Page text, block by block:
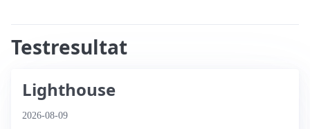
Testresultat
Lighthouse
2026-08-09